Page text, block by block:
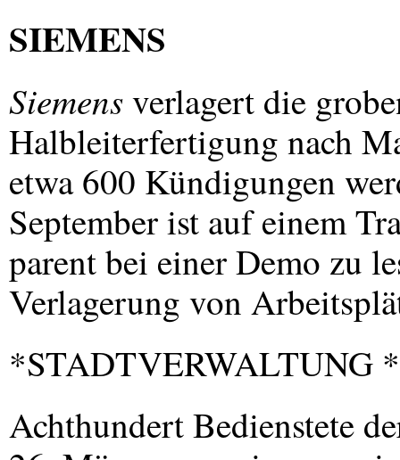
SIEMENS
Siemensverlagert die
Halbleiterfertigung nach
etwa 600 Kündigungen
September ist auf einem
parent bei einer Demo zu
Verlagerung von
*STADTVERWALTUNG *
Achthundert Bedienstete